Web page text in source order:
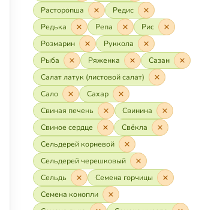
Расторопша
Редис
Редька
Репа
Рис
Розмарин
Руккола
Рыба
Ряженка
Сазан
Салат латук (листовой салат)
Сало
Сахар
Свиная печень
Свинина
Свиное сердце
Свёкла
Сельдерей корневой
Сельдерей черешковый
Сельдь
Семена горчицы
Семена конопли